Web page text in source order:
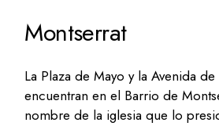
Montserrat
La Plaza de Mayo y la Avenida de
encuentran en el Barrio de
nombre de la iglesia que lo